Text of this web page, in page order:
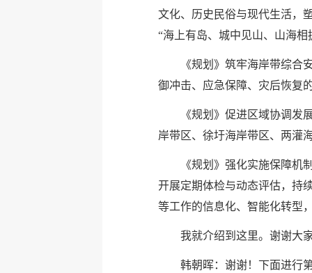
文化、历史民俗与现代生活，
“海上有岛、城中见山、山海
《规划》筑牢海岸带综
御冲击、应急保障、灾后恢复
《规划》促进区域协调
岸带区、徐圩海岸带区、两灌
《规划》强化实施保障
开展定期体检与动态评估，持
等工作的信息化、智能化转型
我就介绍到这里。谢谢大
韩朝晖：谢谢！下面进行